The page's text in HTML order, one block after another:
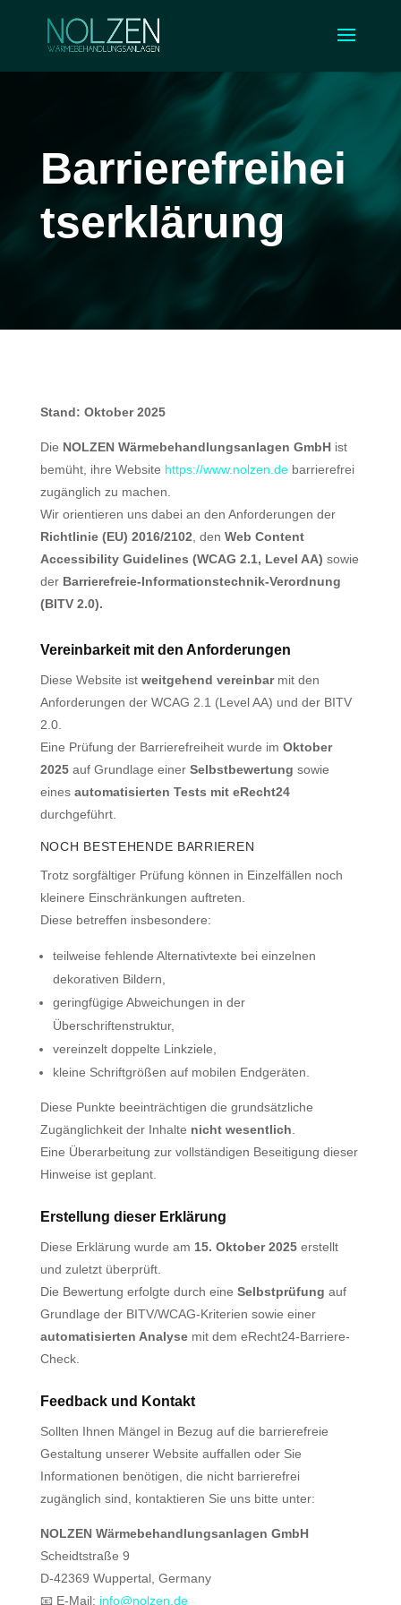
Barrierefreihei
tserklärung
Stand: Oktober 2025
Die NOLZEN Wärmebehandlungsanlagen GmbHist
bemüht, ihre Website https://www.nolzen.debarrierefrei
zugänglich zu machen.
Wir orientieren uns dabei an den Anforderungen der
Richtlinie (EU) 2016/2102 , den Web Content
Accessibility Guidelines (WCAG 2.1, Level AA) sowie
der Barrierefreie-Informationstechnik-Verordnung
(BITV 2.0).
Vereinbarkeit mit den Anforderungen
Diese Website ist weitgehend vereinbarmit den
Anforderungen der WCAG 2.1 (Level AA) und der BITV
2.0.
Eine Prüfung der Barrierefreiheit wurde im Oktober
2025auf Grundlage einer Selbstbewertung sowie
eines automatisierten Tests mit eRecht24
durchgeführt.
NOCH BESTEHENDE BARRIEREN
Trotz sorgfältiger Prüfung können in Einzelfällen noch
kleinere Einschränkungen auftreten.
Diese betreffen insbesondere:
teilweise fehlende Alternativtexte bei einzelnen
dekorativen Bildern,
geringfügige Abweichungen in der
Überschriftenstruktur,
vereinzelt doppelte Linkziele,
kleine Schriftgrößen auf mobilen Endgeräten.
Diese Punkte beeinträchtigen die grundsätzliche
Zugänglichkeit der Inhalte nicht wesentlich
Eine Überarbeitung zur vollständigen Beseitigung dieser
Hinweise ist geplant.
Erstellung dieser Erklärung
Diese Erklärung wurde am 15. Oktober 2025erstellt
und zuletzt überprüft.
Die Bewertung erfolgte durch eine Selbstprüfung auf
Grundlage der BITV/WCAG-Kriterien sowie einer
automatisierten Analysemit dem eRecht24-Barriere-
Check.
Feedback und Kontakt
Sollten Ihnen Mängel in Bezug auf die barrierefreie
Gestaltung unserer Website auffallen oder Sie
Informationen benötigen, die nicht barrierefrei
zugänglich sind, kontaktieren Sie uns bitte unter:
NOLZEN Wärmebehandlungsanlagen GmbH
Scheidtstraße 9
D-42369 Wuppertal, Germany
📧 E-Mail: info@nolzen.de